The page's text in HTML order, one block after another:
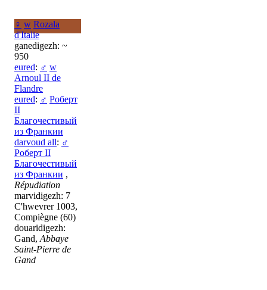
♀ w Rozala
d'Italie
ganedigezh: ~
950
eured: ♂ w
Arnoul II de
Flandre
eured: ♂ Роберт
II
Благочестивый
из Франкии
darvoud all: ♂
Роберт II
Благочестивый
из Франкии ,
Répudiation
marvidigezh: 7
C'hwevrer 1003,
Compiègne (60)
douaridigezh:
Gand, Abbaye
Saint-Pierre de
Gand